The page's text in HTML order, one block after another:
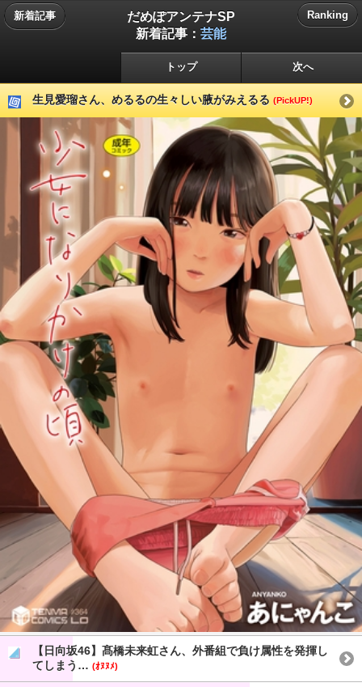
新着記事
だめぽアンテナSP
新着記事： 芸能
Ranking
トップ 次へ
生見愛瑠さん、めるるの生々しい腋がみえるる (PickUP!)
【日向坂46】髙橋未来虹さん、外番組で負け属性を発揮し
てしまう… (ｵﾇﾇﾒ)